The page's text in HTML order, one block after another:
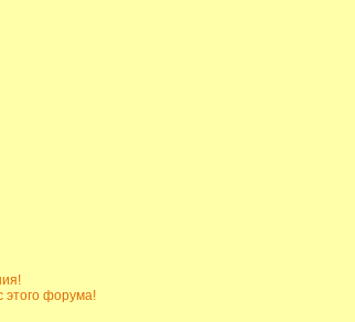
этого форума!